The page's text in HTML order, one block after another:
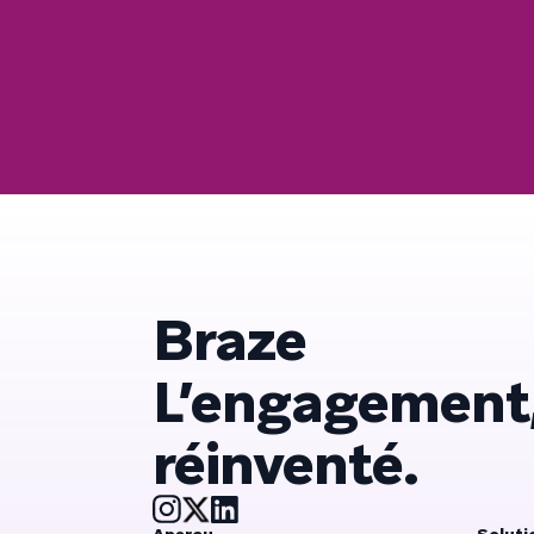
Braze
réinventé.